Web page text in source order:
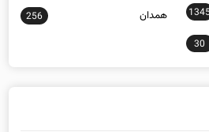
همدان 256
30